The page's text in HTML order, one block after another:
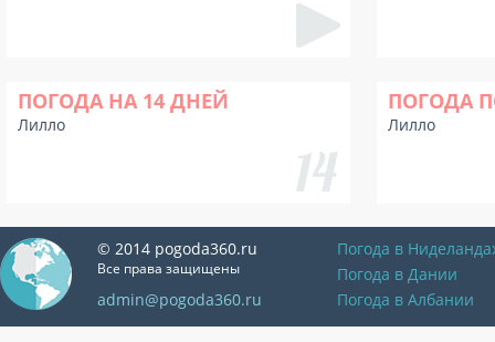
ПОГОДА НА 14 ДНЕЙ
Лилло
ПОГОДА
Лилло
© 2014 pogoda360.ru
Все права защищены
admin@pogoda360.ru
Погода в
Погода в Дании
Погода в Албании